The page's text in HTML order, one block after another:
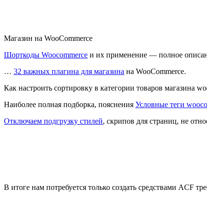
Магазин на WooCommerce
Шорткоды Woocommerce и их применение — полное
… 32 важных плагина для магазина на WooCommerce.
Как настроить сортировку в категории товаров магазина
Наиболее полная подборка, пояснения Условные теги
Отключаем подгрузку стилей, скрипов для страниц, не
В итоге нам потребуется только создать средствами